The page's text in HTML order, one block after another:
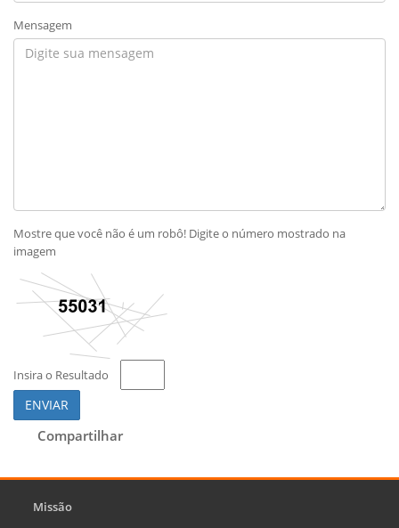
Mensagem
Mostre que você não é um robô! Digite o número mostrado na
imagem
Insira o Resultado
ENVIAR
Compartilhar
Missão